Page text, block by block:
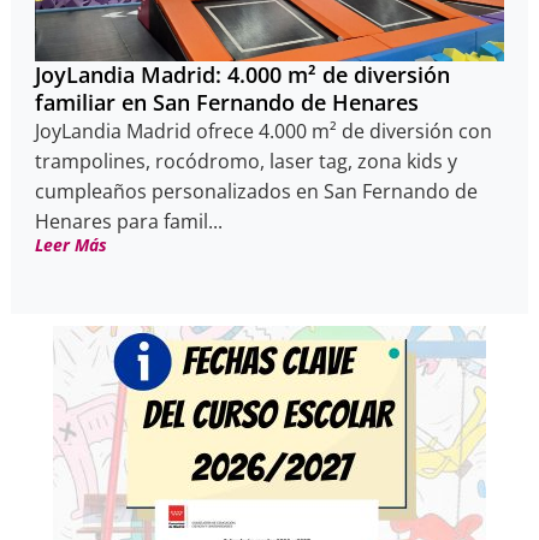
JoyLandia Madrid: 4.000 m² de diversión
familiar en San Fernando de Henares
JoyLandia Madrid ofrece 4.000 m² de diversión con
trampolines, rocódromo, laser tag, zona kids y
cumpleaños personalizados en San Fernando de
Henares para famil...
Leer Más